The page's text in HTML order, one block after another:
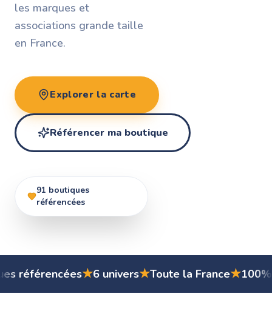
les marques et
associations grande taille
en France.
Explorer la carte
Référencer ma boutique
91 boutiques
référencées
★6 univers★Toute la France★ 100% Curve★